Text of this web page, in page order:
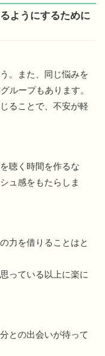
ようにするために
。また、同じ悩みを
ループもあります。
ることで、不安が軽
聴く時間を作るな
ュ感をもたらしま
力を借りることはと
っている以上に楽に
との出会いが待って